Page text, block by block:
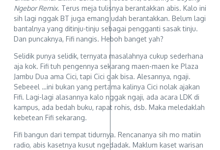
Ngebor Remix. Terus meja tulisnya berantakkan abis. Kalo ini
sih lagi nggak BT juga emang udah berantakkan. Belum lagi
bantalnya yang ditinju-tinju sebagai pengganti sasak tinju.
Dan puncaknya, Fifi nangis. Heboh banget yah?
Selidik punya selidik, ternyata masalahnya cukup sederhana
aja kok. Fifi tuh pengennya sekarang maen-maen ke Plaza
Jambu Dua ama Cici, tapi Cici gak bisa. Alesannya, ngaji.
Sebeeel …ini bukan yang pertama kalinya Cici nolak ajakan
Fifi. Lagi-lagi alasannya kalo nggak ngaji, ada acara LDK di
kampus, ada bedah buku, rapat rohis, dsb. Maka meledaklah
kebetean Fifi sekarang.
Fifi bangun dari tempat tidurnya. Rencananya sih mo matiin
radio, abis kasetnya kusut ngedadak. Maklum kaset warisan